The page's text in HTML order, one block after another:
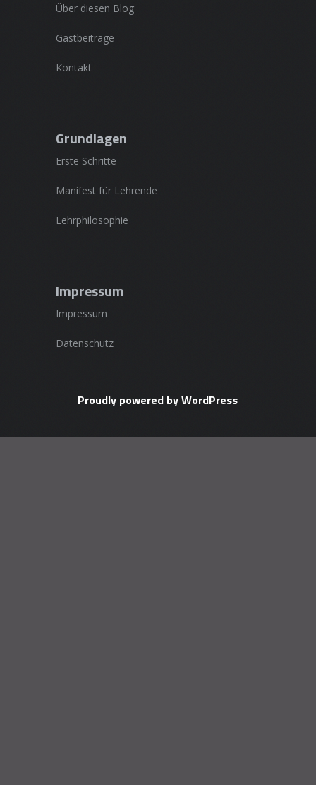
Über diesen Blog
Gastbeiträge
Kontakt
Grundlagen
Erste Schritte
Manifest für Lehrende
Lehrphilosophie
Impressum
Impressum
Datenschutz
Proudly powered by WordPress